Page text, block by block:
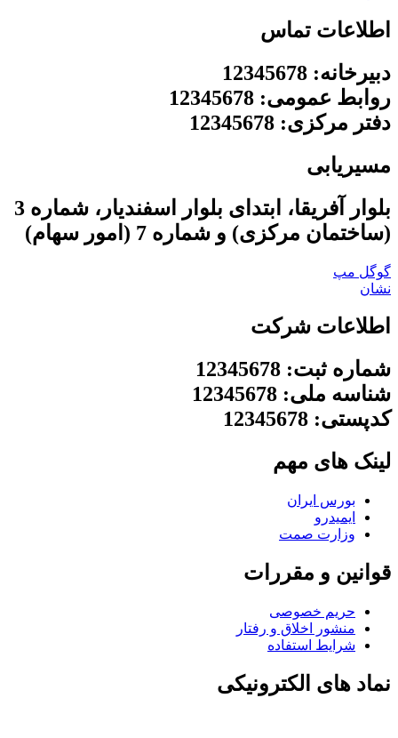
اطلاعات تماس
دبیرخانه: 12345678
روابط عمومی: 12345678
دفتر مرکزی: 12345678
مسیریابی
بلوار آفریقا، ابتدای بلوار اسفندیار، شماره 3
(ساختمان مرکزی) و شماره 7 (امور سهام)
گوگل مپ
نشان
اطلاعات شرکت
شماره ثبت: 12345678
شناسه ملی: 12345678
کدپستی: 12345678
لینک های مهم
بورس ایران
ایمیدرو
وزارت صمت
قوانین و مقررات
حریم خصوصی
منشور اخلاق و رفتار
شرایط استفاده
نماد های الکترونیکی